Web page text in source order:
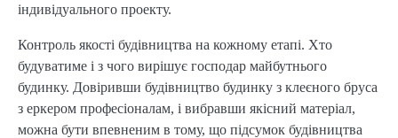
індивідуального проекту.
Контроль якості будівництва на кожному етапі. Хто
будуватиме і з чого вирішує господар майбутнього
будинку. Довіривши будівництво будинку з клеєного бруса
з еркером професіоналам, і вибравши якісний матеріал,
можна бути впевненим в тому, що підсумок будівництва